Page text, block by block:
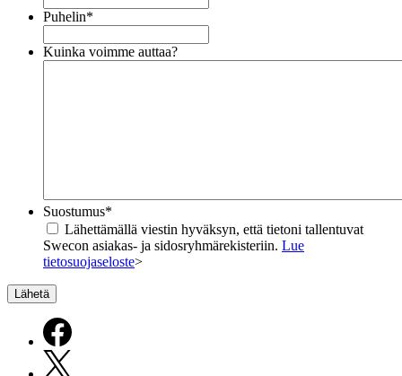
Puhelin*
Kuinka voimme auttaa?
Suostumus*
Lähettämällä viestin hyväksyn, että tietoni tallentuvat
Swecon asiakas- ja sidosryhmärekisteriin. Lue
tietosuojaseloste>
Lähetä